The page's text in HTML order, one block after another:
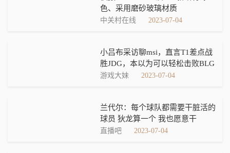
色、采用磨砂玻璃材质
中关村在线 2023-07-04
小吕布采访聊msi，直言T1差点战
胜JDG，本以为可以轻松击败BLG
游戏大妹 2023-07-04
兰代尔：每个球队都需要干脏活的
球员 狄龙算一个 我也愿意干
直播吧 2023-07-04